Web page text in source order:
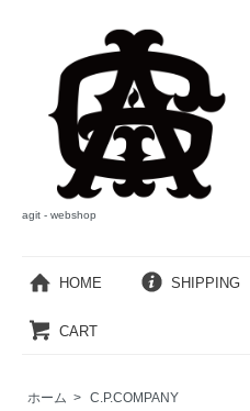
agit - webshop
HOME SHIPPING
CART
ホーム > C.P.COMPANY